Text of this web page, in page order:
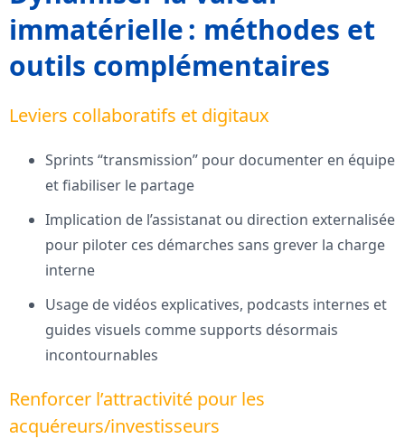
immatérielle : méthodes et
outils complémentaires
Leviers collaboratifs et digitaux
Sprints “transmission” pour documenter en équipe
et fiabiliser le partage
Implication de l’assistanat ou direction externalisée
pour piloter ces démarches sans grever la charge
interne
Usage de vidéos explicatives, podcasts internes et
guides visuels comme supports désormais
incontournables
Renforcer l’attractivité pour les
acquéreurs/investisseurs